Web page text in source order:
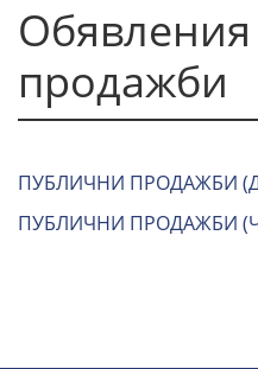
продажби
ПУБЛИЧНИ ПРОДАЖБИ
ПУБЛИЧНИ ПРОДАЖБИ